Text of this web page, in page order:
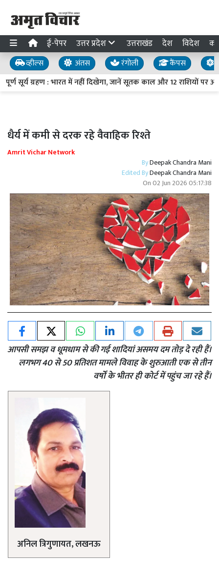
ई-पेपर उत्तर प्रदेश उत्तराखंड देश विदेश
व्हील्स अंतस रंगोली कैंपस
सूर्य ग्रहण : भारत में नहीं दिखेगा, जानें सूतक काल और 12 राशियों पर असर
धैर्य में कमी से दरक रहे वैवाहिक रिश्ते
Amrit Vichar Network
ByDeepak Chandra Mani
Edited ByDeepak Chandra Mani
On02 Jun 2026 05:17:38
आपसी समझ व धूमधाम से की गई शादियां असमय दम तोड़ दे रही हैं।
लगभग 40 से 50 प्रतिशत मामले विवाह के शुरुआती एक से तीन
वर्षों के भीतर ही कोर्ट में पहुंच जा रहे हैं।
अनिल त्रिगुणायत, लखनऊ